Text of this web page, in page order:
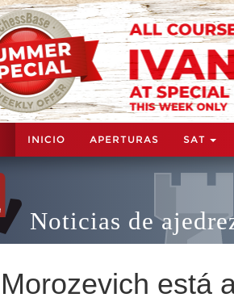
INICIO APERTURAS SAT
Noticias de
Morozevich está